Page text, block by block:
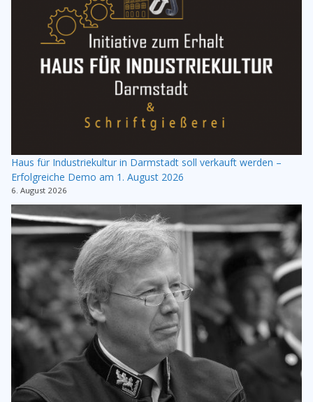
Haus für Industriekultur in Darmstadt soll verkauft werden –
Erfolgreiche Demo am 1. August 2026
6. August 2026